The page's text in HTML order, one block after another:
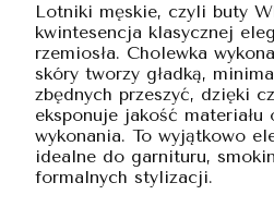
Lotniki męskie, czyli buty
kwintesencja klasycznej
rzemiosła. Cholewka
skóry tworzy gładką,
zbędnych przeszyć, dzięki
eksponuje jakość materiału
wykonania. To wyjątkowo
idealne do garnituru,
formalnych stylizacji.